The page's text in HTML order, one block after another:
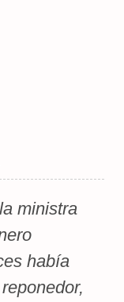
ministra
había